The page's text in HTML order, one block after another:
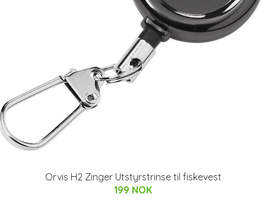
Orvis H2 Zinger Utstyrstrinse til fiskevest
199 NOK